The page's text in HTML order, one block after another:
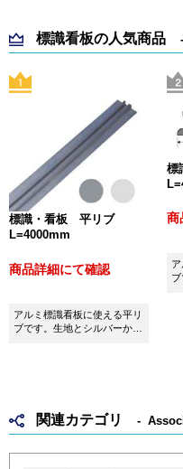
標識看板の人気商品
標識・看板 平リブ
L=4000mm
商品詳細にて確認
アルミ標識看板に使える平リ
ブです。生地とシルバーから
標
商
関連カテゴリ